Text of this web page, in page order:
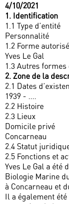
4/10/2021
1. Identification
1.1 Type d’entité
Personnalité
1.2 Forme
Yves Le Gal
1.3 Autres formes
2. Zone de la
2.1 Dates
1939 - ....
2.2 Histoire
2.3 Lieux
Domicile privé
Concarneau
2.4 Statut
2.5 Fonctions et
Yves Le Gal a été
Biologie Marine
à Concarneau et
Il a également